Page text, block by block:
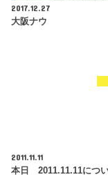
2017.12.27
大阪ナウ
2011.11.11
本日 2011.11.11につ